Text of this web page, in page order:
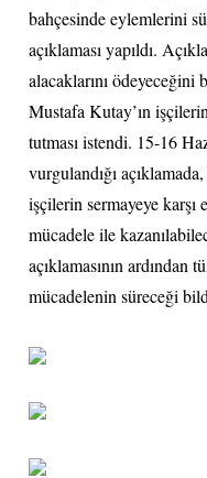
bahçesinde eylemlerini
açıklaması yapıldı.
alacaklarını
Mustafa Kutay’ın
tutması istendi. 15-16
vurgulandığı
işçilerin sermayeye karşı
mücadele ile
açıklamasının ardından
mücadelenin süreceği